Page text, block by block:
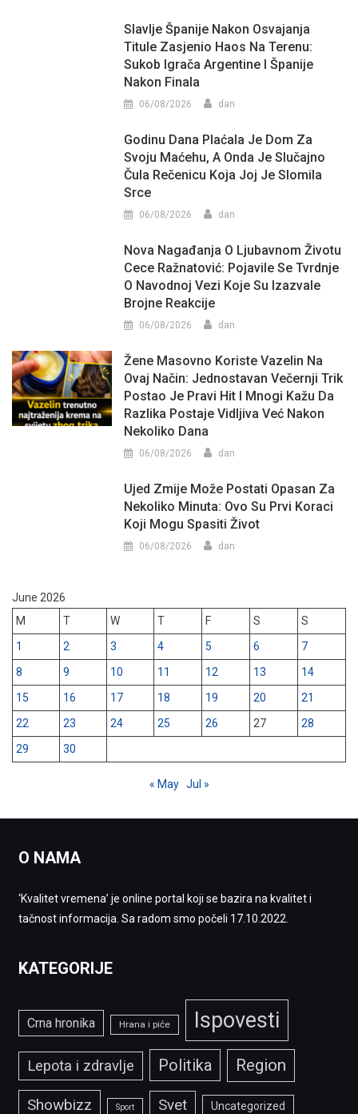
Slavlje Španije Nakon Osvajanja
Titule Zasjenio Haos Na Terenu:
Sukob Igrača Argentine I Španije
Nakon Finala
06/08/2026 dan
Godinu Dana Plaćala Je Dom Za
Svoju Maćehu, A Onda Je Slučajno
Čula Rečenicu Koja Joj Je Slomila
Srce
06/08/2026 dan
Nova Nagađanja O Ljubavnom Životu
Cece Ražnatović: Pojavile Se Tvrdnje
O Navodnoj Vezi Koje Su Izazvale
Brojne Reakcije
06/08/2026 dan
Žene Masovno Koriste Vazelin Na
Ovaj Način: Jednostavan Večernji Trik
Postao Je Pravi Hit I Mnogi Kažu Da
Razlika Postaje Vidljiva Već Nakon
Nekoliko Dana
06/08/2026 dan
Ujed Zmije Može Postati Opasan Za
Nekoliko Minuta: Ovo Su Prvi Koraci
Koji Mogu Spasiti Život
06/08/2026 dan
June 2026
M
T W T F S
S
1
2 3 4 5 6
7
8
9 10 11 12 13
14
15
16 17 18 19 20
21
22
23 24 25 26 27
28
29
30
« May Jul »
O NAMA
‘Kvalitet vremena’ je online portal koji se bazira na kvalitet i
tačnost informacija. Sa radom smo počeli 17.10.2022.
KATEGORIJE
Crna hronika Hrana i piće Ispovesti
Lepota i zdravlje Politika Region
Showbizz Sport Svet Uncategorized